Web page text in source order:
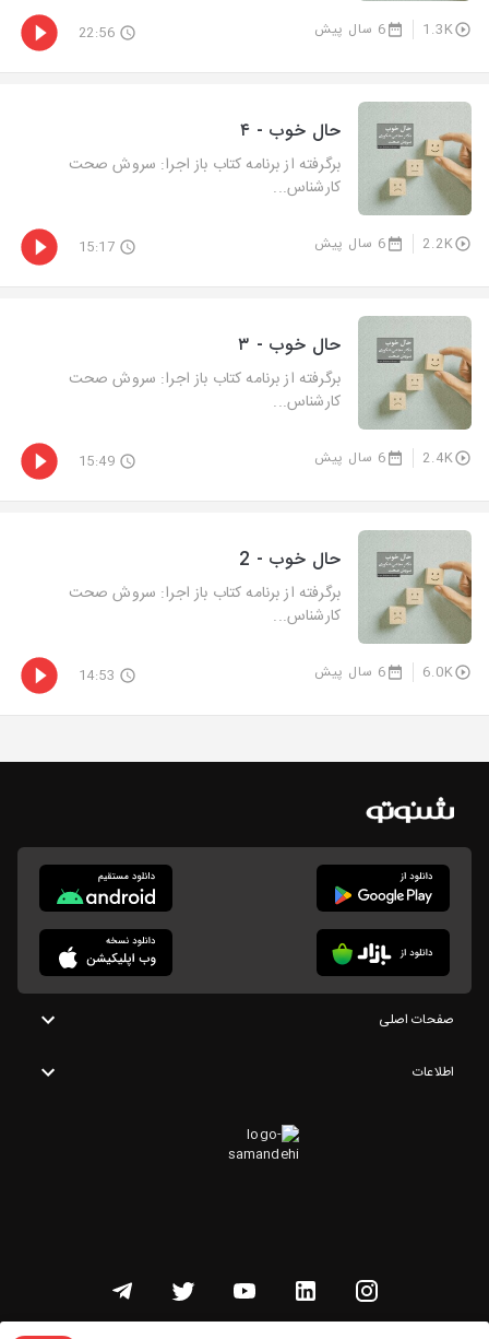
1.3K 6 سال پیش 22:56
حال خوب - ۴
برگرفته از برنامه کتاب باز اجرا: سروش صحت
کارشناس...
2.2K 6 سال پیش 15:17
حال خوب - ۳
برگرفته از برنامه کتاب باز اجرا: سروش صحت
کارشناس...
2.4K 6 سال پیش 15:49
حال خوب - 2
برگرفته از برنامه کتاب باز اجرا: سروش صحت
کارشناس...
6.0K 6 سال پیش 14:53
صفحات اصلی
اطلاعات